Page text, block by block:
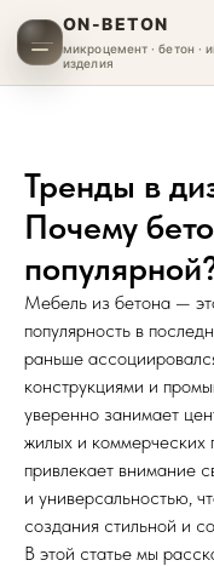
ON-BETON
микроцемент · бетон ·
изделия
Тренды в
Почему
Мебель из бетона —
популярность в
раньше
конструкциями и
уверенно занимает
жилых и коммерческих
привлекает внимание
и универсальностью,
создания стильной и
В этой статье мы